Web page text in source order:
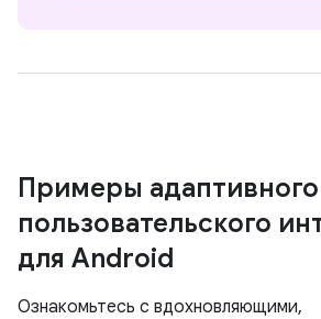
Примеры адаптивного
пользовательского
для Android
Ознакомьтесь с вдохновляющими,